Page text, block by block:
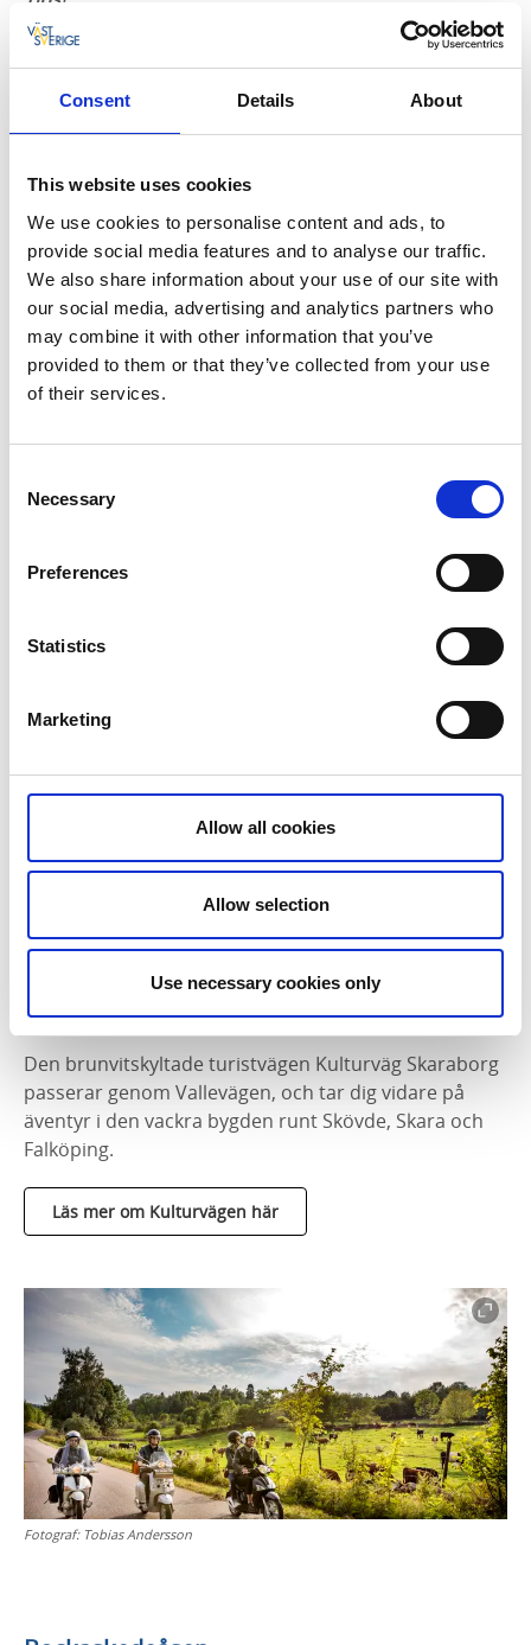
Consent Details About
This website uses cookies
We use cookies to personalise content and ads, to
provide social media features and to analyse our traffic.
We also share information about your use of our site with
our social media, advertising and analytics partners who
may combine it with other information that you’ve
provided to them or that they’ve collected from your use
of their services.
Selection
Necessary
Preferences
Statistics
Marketing
Allow all cookies
Allow selection
Use necessary cookies only
Precis bakom gården ringlar sig vackra
du strax till naturreservat Lycke lilla Höjen.
Fotograf:Karin Terstappen
Kafé Körsbäret
Under körsbärsblomningen håller Bergs Bygdegård
öppet sitt populära kafé Körsbäret. Här serveras
deras omtyckta körsbärspaj, och den vill du inte
missa!
Lämna bilen hemma och upptäck det allra bästa
sättet att uppleva Vallebygden. Från sadeln kommer
du riktigt nära naturen och hinner se så mycket mer
Förslag på rutter som lämpar sig för cykel
Kulturväg Skaraborg
Den brunvitskyltade turistvägen Kulturväg Skaraborg
passerar genom Vallevägen, och tar dig vidare på
äventyr i den vackra bygden runt Skövde, Skara och
Falköping.
Läs mer om Kulturvägen här
Fotograf: Tobias Andersson